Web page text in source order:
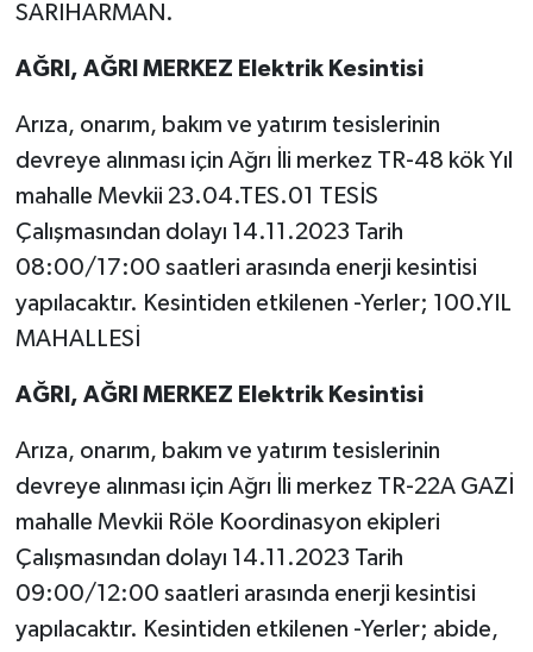
SARIHARMAN.
AĞRI, AĞRI MERKEZ Elektrik Kesintisi
Arıza, onarım, bakım ve yatırım tesislerinin
devreye alınması için Ağrı İli merkez TR-48 kök Yıl
mahalle Mevkii 23.04.TES.01 TESİS
Çalışmasından dolayı 14.11.2023 Tarih
08:00/17:00 saatleri arasında enerji kesintisi
yapılacaktır. Kesintiden etkilenen -Yerler; 100.YIL
MAHALLESİ
AĞRI, AĞRI MERKEZ Elektrik Kesintisi
Arıza, onarım, bakım ve yatırım tesislerinin
devreye alınması için Ağrı İli merkez TR-22A GAZİ
mahalle Mevkii Röle Koordinasyon ekipleri
Çalışmasından dolayı 14.11.2023 Tarih
09:00/12:00 saatleri arasında enerji kesintisi
yapılacaktır. Kesintiden etkilenen -Yerler; abide,